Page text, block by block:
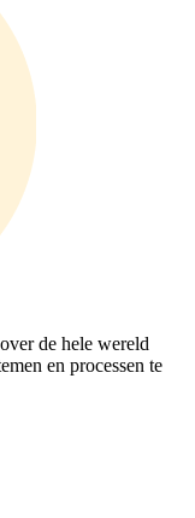
de hele wereld
en processen te